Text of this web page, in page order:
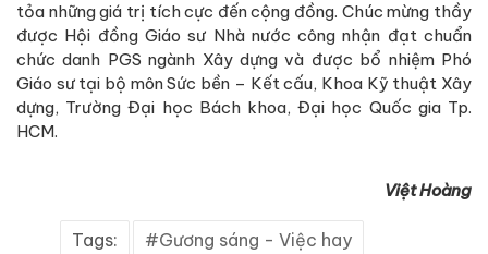
tỏa những giá trị tích cực đến cộng đồng. Chúc mừng thầy
được Hội đồng Giáo sư Nhà nước công nhận đạt chuẩn
chức danh PGS ngành Xây dựng và được bổ nhiệm Phó
Giáo sư tại bộ môn Sức bền – Kết cấu, Khoa Kỹ thuật Xây
dựng, Trường Đại học Bách khoa, Đại học Quốc gia Tp.
HCM.
Việt Hoàng
Tags: Gương sáng - Việc hay